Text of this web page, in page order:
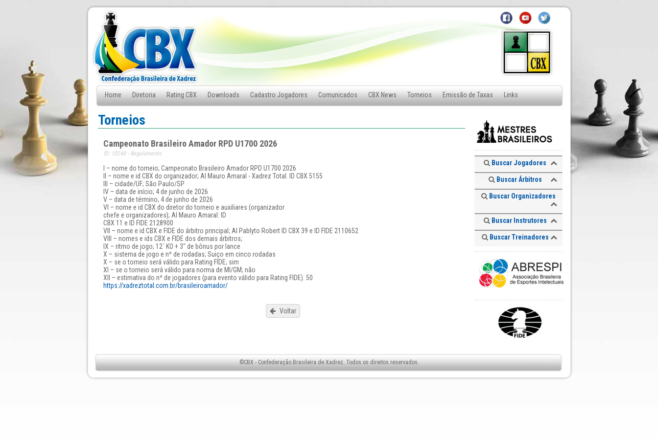
Home Diretoria Rating CBX Downloads Cadastro Jogadores Comunicados CBX News Torneios Emissão de Taxas Links
Fale Conosco
Torneios
Campeonato Brasileiro Amador RPD U1700 2026
ID: 10248 - Regulamento
I – nome do torneio; Campeonato Brasileiro Amador RPD U1700 2026
II – nome e id CBX do organizador; AI Mauro Amaral - Xadrez Total. ID CBX 5155
III – cidade/UF; São Paulo/SP
IV – data de início; 4 de junho de 2026
V – data de término; 4 de junho de 2026
VI – nome e id CBX do diretor do torneio e auxiliares (organizador
chefe e organizadores); AI Mauro Amaral: ID
CBX 11 e ID FIDE 2128900
VII – nome e id CBX e FIDE do árbitro principal; AI Pablyto Robert ID CBX 39 e ID FIDE 2110652
VIII – nomes e ids CBX e FIDE dos demais árbitros;
IX – ritmo de jogo; 12´ KO + 3" de bônus por lance
X – sistema de jogo e nº de rodadas; Suiço em cinco rodadas
X – se o torneio será válido para Rating FIDE; sim
XI – se o torneio será válido para norma de MI/GM; não
XII – estimativa do nº de jogadores (para evento válido para Rating FIDE). 50
https://xadreztotal.com.br/brasileiroamador/
Voltar
Buscar Jogadores
Buscar Árbitros
Buscar Organizadores
Buscar Instrutores
Buscar Treinadores
©CBX - Confederação Brasileira de Xadrez. Todos os direitos reservados.